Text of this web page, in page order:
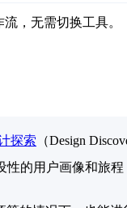
，无需切换工具。
探索 （Design
的用户画像和旅